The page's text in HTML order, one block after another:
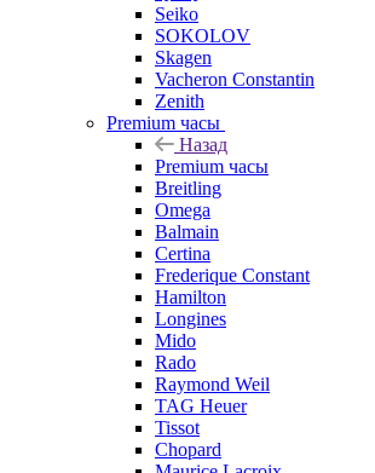
Seiko
SOKOLOV
Skagen
Vacheron Constantin
Zenith
Premium часы
Назад
Premium часы
Breitling
Omega
Balmain
Certina
Frederique Constant
Hamilton
Longines
Mido
Rado
Raymond Weil
TAG Heuer
Tissot
Chopard